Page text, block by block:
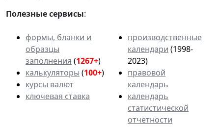
Полезные сервисы:
формы, бланки и
образцы
заполнения (1267+)
калькуляторы (100+)
курсы валют
ключевая ставка
производственные
календари (1998-
2023)
правовой
календарь
календарь
статистической
отчетности